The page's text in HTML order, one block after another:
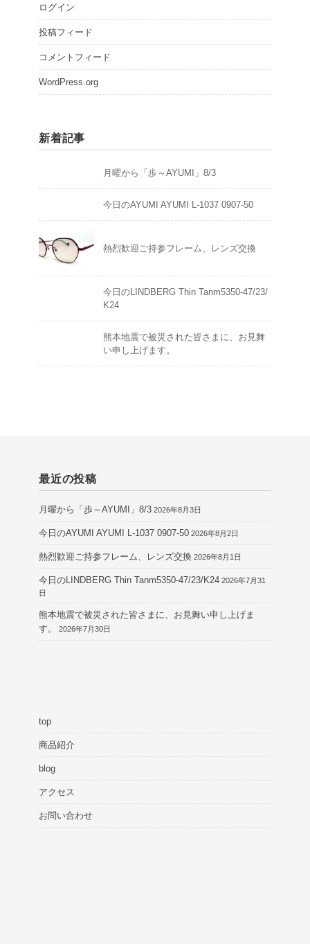
ログイン
投稿フィード
コメントフィード
WordPress.org
新着記事
月曜から「歩～AYUMI」8/3
今日のAYUMI AYUMI L-1037 0907-50
熱烈歓迎ご持参フレーム、レンズ交換
今日のLINDBERG Thin Tanm5350-47/23/
K24
熊本地震で被災された皆さまに、お見舞
い申し上げます。
最近の投稿
月曜から「歩～AYUMI」8/3 2026年8月3日
今日のAYUMI AYUMI L-1037 0907-50 2026年8月2日
熱烈歓迎ご持参フレーム、レンズ交換 2026年8月1日
今日のLINDBERG Thin Tanm5350-47/23/K24 2026年7月31
日
熊本地震で被災された皆さまに、お見舞い申し上げま
す。
2026年7月30日
top
商品紹介
blog
アクセス
お問い合わせ